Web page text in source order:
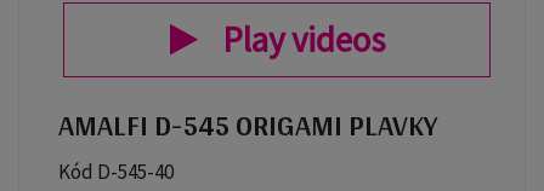
Play videos
AMALFI D-545 ORIGAMI PLAVKY
Kód D-545-40